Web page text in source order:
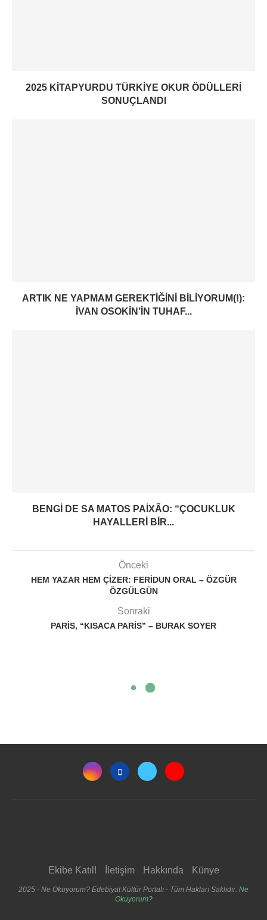
2025 KITAPYURDU TÜRKIYE OKUR ÖDÜLLERI
SONUÇLANDI
ARTIK NE YAPMAM GEREKTIĞINI BILIYORUM(!):
İVAN OSOKIN’IN TUHAF...
BENGI DE SA MATOS PAIXÃO: “ÇOCUKLUK
HAYALLERI BIR...
Önceki
HEM YAZAR HEM ÇIZER: FERIDUN ORAL – ÖZGÜR
ÖZGÜLGÜN
Sonraki
PARIS, “KISACA PARIS” – BURAK SOYER
Ekibe Katıl! İletişim Hakkında Künye
2025 - Ne Okuyorum? Edebiyat Kültür Portalı - Tüm Hakları Saklıdır. Ne
Okuyorum?